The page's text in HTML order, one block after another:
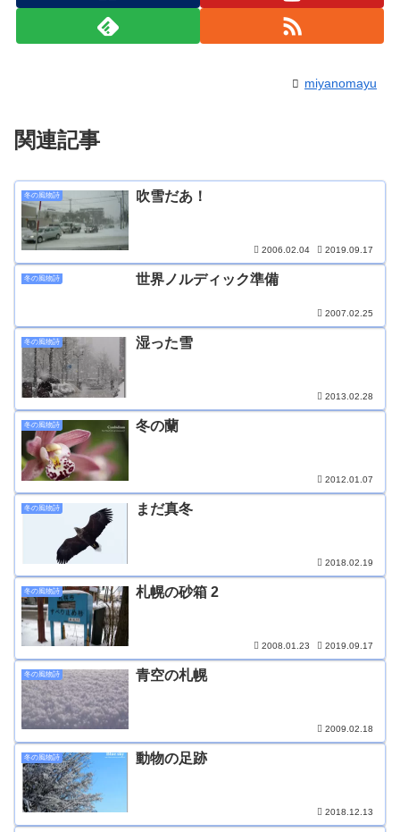
miyanomayu
関連記事
冬の風物詩 吹雪だあ！
2006.02.04 2019.09.17
冬の風物詩 世界ノルディック準備
2007.02.25
冬の風物詩 湿った雪
2013.02.28
冬の風物詩 冬の蘭
2012.01.07
冬の風物詩 まだ真冬
2018.02.19
冬の風物詩 札幌の砂箱 2
2008.01.23 2019.09.17
冬の風物詩 青空の札幌
2009.02.18
冬の風物詩 動物の足跡
2018.12.13